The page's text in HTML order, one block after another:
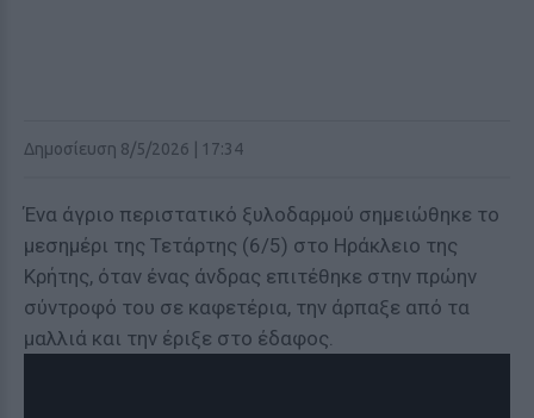
Δημοσίευση 8/5/2026 | 17:34
Ένα άγριο περιστατικό ξυλοδαρμού σημειώθηκε το
μεσημέρι της Τετάρτης (6/5) στο Ηράκλειο της
Κρήτης, όταν ένας άνδρας επιτέθηκε στην πρώην
σύντροφό του σε καφετέρια, την άρπαξε από τα
μαλλιά και την έριξε στο έδαφος.